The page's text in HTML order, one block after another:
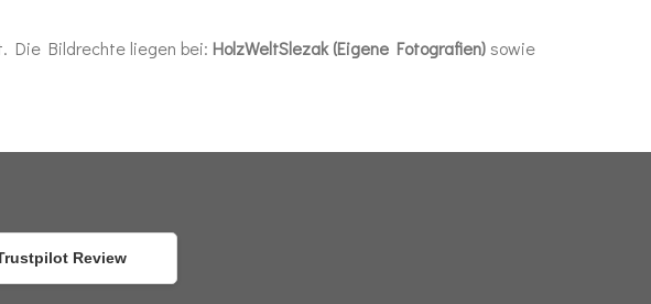
Die Bildrechte liegen bei: HolzWeltSlezak (Eigene Fotografien)sowie
Review